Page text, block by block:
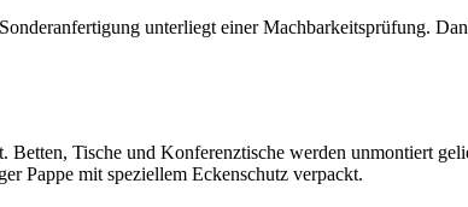
unterliegt einer Machbarkeitsprüfung.
Tische und Konferenztische werden unmontiert
Pappe mit speziellem Eckenschutz verpackt.